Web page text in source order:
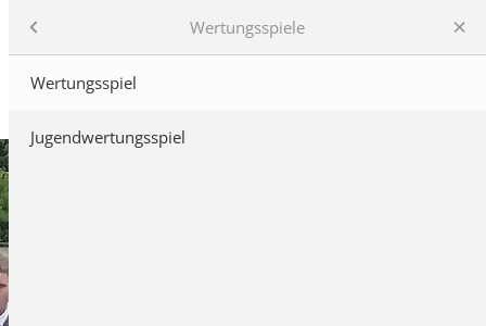
Wertungsspiele
Wertungsspiel
Jugendwertungsspiel